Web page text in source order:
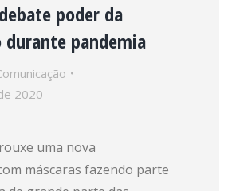
poder da
pandemia
2020
uma nova
máscaras fazendo parte